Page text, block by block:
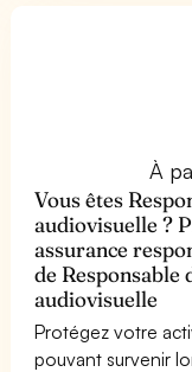
À
Vous êtes
audiovisuelle ?
assurance
de
audiovisuelle
Protégez votre
pouvant survenir